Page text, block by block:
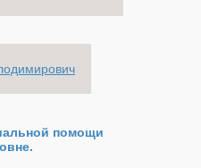
помощи